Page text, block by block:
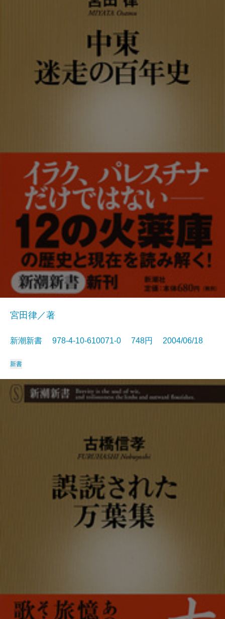
宮田律／著
新潮新書 978-4-10-610071-0 748円 2004/06/18
新書